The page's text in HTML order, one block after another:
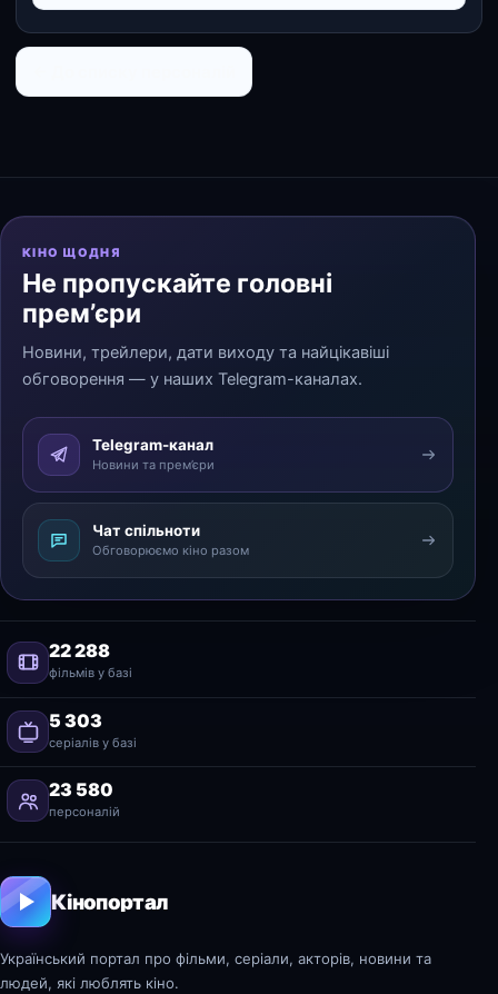
КІНО ЩОДНЯ
Не пропускайте головні
прем’єри
Новини, трейлери, дати виходу та найцікавіші
обговорення — у наших Telegram-каналах.
Telegram-канал
Новини та прем’єри
Чат спільноти
Обговорюємо кіно разом
22 288
фільмів у базі
5 303
серіалів у базі
23 580
персоналій
Кінопортал
Український портал про фільми, серіали, акторів, новини та
людей, які люблять кіно.